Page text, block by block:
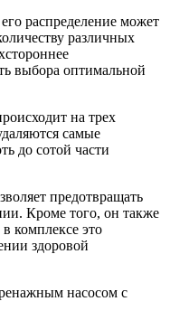
распределение может
различных
выбора оптимальной
на трех
самые
до сотой части
предотвращать
Кроме того, он также
комплексе это
здоровой
насосом с